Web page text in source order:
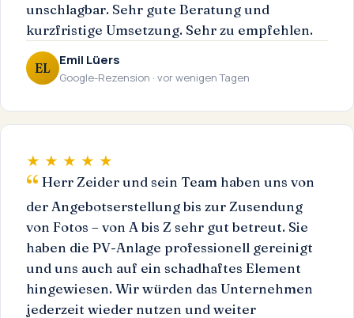
unschlagbar. Sehr gute Beratung und
kurzfristige Umsetzung. Sehr zu empfehlen.
EL Emil Lüers
Google-Rezension · vor wenigen Tagen
★ ★ ★ ★ ★
Herr Zeider und sein Team haben uns von
der Angebotserstellung bis zur Zusendung
von Fotos – von A bis Z sehr gut betreut. Sie
haben die PV-Anlage professionell gereinigt
und uns auch auf ein schadhaftes Element
hingewiesen. Wir würden das Unternehmen
jederzeit wieder nutzen und weiter